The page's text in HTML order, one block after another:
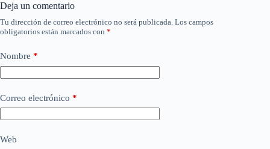
Deja un comentario
Tu dirección de correo electrónico no será publicada. Los campos
obligatorios están marcados con *
Nombre *
Correo electrónico *
Web